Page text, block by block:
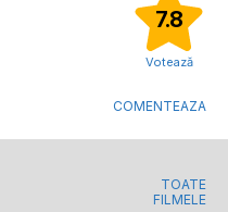
7.8
Votează
COMENTEAZA
TOATE
FILMELE